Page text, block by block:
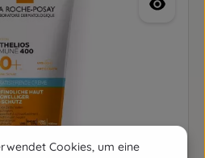
Cookies, um eine